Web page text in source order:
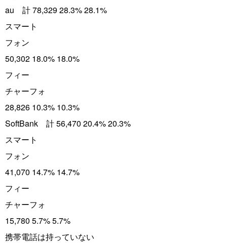
au 計 78,329 28.3% 28.1%
スマート
フォン
50,302 18.0% 18.0%
フィー
チャーフォ
28,826 10.3% 10.3%
SoftBank 計 56,470 20.4% 20.3%
スマート
フォン
41,070 14.7% 14.7%
フィー
チャーフォ
15,780 5.7% 5.7%
携帯電話は持っていない